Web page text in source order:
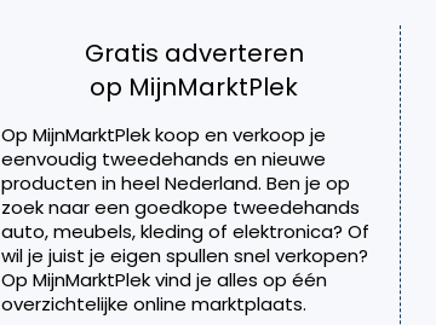
Gratis adverteren
op MijnMarktPlek
Op MijnMarktPlek koop en verkoop je
eenvoudig tweedehands en nieuwe
producten in heel Nederland. Ben je op
zoek naar een goedkope tweedehands
auto, meubels, kleding of elektronica? Of
wil je juist je eigen spullen snel verkopen?
Op MijnMarktPlek vind je alles op één
overzichtelijke online marktplaats.